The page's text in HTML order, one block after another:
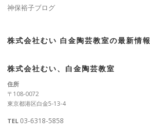
神保裕子ブログ
株式会社むい 白金陶芸教室の最新情報
株式会社むい、白金陶芸教室
住所
〒108-0072
東京都港区白金5-13-4
TEL 03-6318-5858